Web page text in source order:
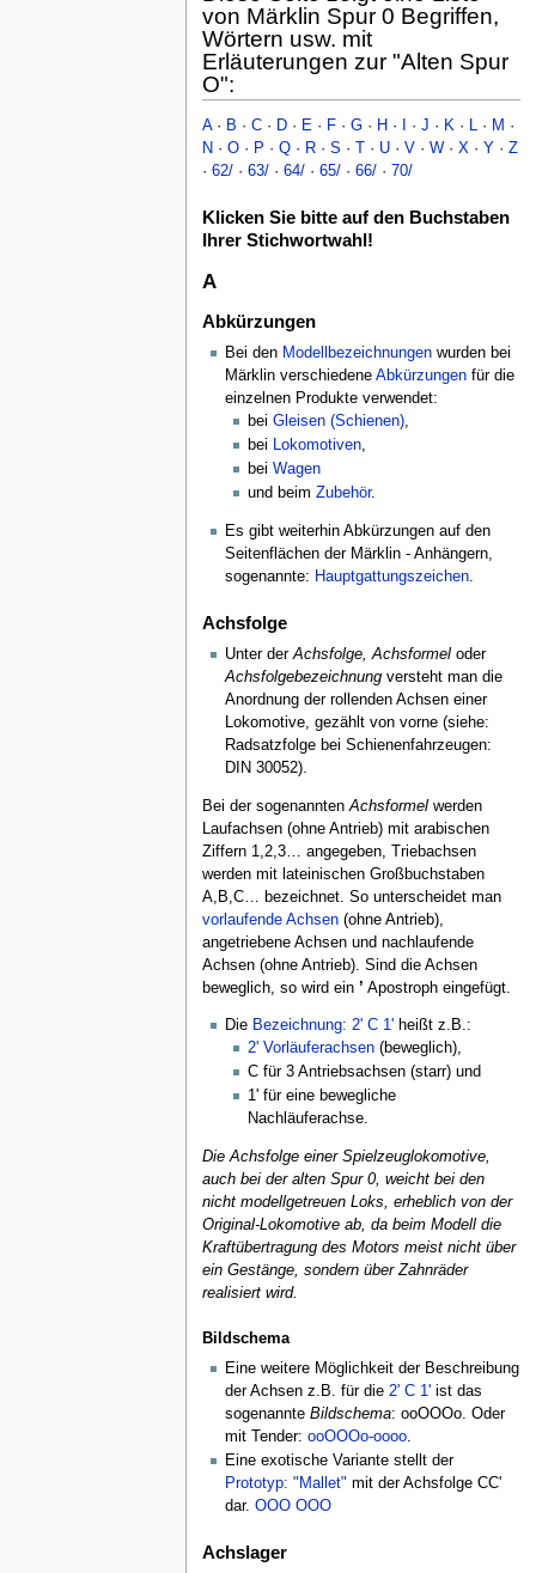
von Märklin Spur 0 Begriffen,
Wörtern usw. mit
Erläuterungen zur "Alten Spur
O":
A· B · C· D· E· F· G· H · · J · K· L· M ·
N · O· P · Q· R· S · T· U· V· W· X· Y· Z
· 62/· 63/· 64/· 65/· 66/· 70/
Klicken Sie bitte auf den Buchstaben
Ihrer Stichwortwahl!
A
Abkürzungen
Bei den Modellbezeichnungenwurden bei
Märklin verschiedene Abkürzungenfür die
einzelnen Produkte verwendet:
bei Gleisen (Schienen),
bei Lokomotiven,
bei Wagen
und beim Zubehör.
Es gibt weiterhin Abkürzungen auf den
Seitenflächen der Märklin - Anhängern,
sogenannte: Hauptgattungszeichen.
Achsfolge
Unter derAchsfolge, Achsformeloder
Achsfolgebezeichnungversteht man die
Anordnung der rollenden Achsen einer
Lokomotive, gezählt von vorne (siehe:
Radsatzfolge bei Schienenfahrzeugen:
DIN 30052).
Bei der sogenannten Achsformelwerden
Laufachsen (ohne Antrieb) mit arabischen
Ziffern 1,2,3… angegeben, Triebachsen
werden mit lateinischen Großbuchstaben
A,B,C… bezeichnet. So unterscheidet man
vorlaufende Achsen(ohne Antrieb),
angetriebene Achsen und nachlaufende
Achsen (ohne Antrieb). Sind die Achsen
beweglich, so wird ein ’ Apostroph eingefügt.
Die Bezeichnung: 2' C 1'heißt z.B.:
2' Vorläuferachsen(beweglich),
C für 3 Antriebsachsen (starr) und
1' für eine bewegliche
Nachläuferachse.
Die Achsfolge einer Spielzeuglokomotive,
auch bei der alten Spur 0, weicht bei den
nicht modellgetreuen Loks, erheblich von der
Original-Lokomotive ab, da beim Modell die
Kraftübertragung des Motors meist nicht über
ein Gestänge, sondern über Zahnräder
realisiert wird.
Bildschema
Eine weitere Möglichkeit der Beschreibung
der Achsen z.B. für die 2' C 1'ist das
sogenannte Bildschema: ooOOOo. Oder
mit Tender: ooOOOo-oooo.
Eine exotische Variante stellt der
Prototyp: "Mallet" mit der Achsfolge CC'
dar. OOO OOO
Achslager